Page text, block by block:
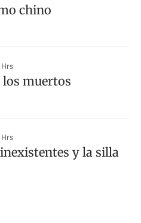
chino
muertos
y la silla